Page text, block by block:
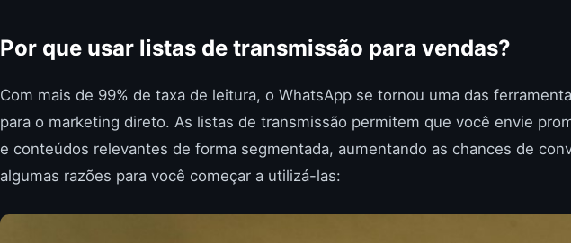
Por que usar listas de transmissão para vendas?
Com mais de 99% de taxa de leitura, o WhatsApp se tornou uma das
para o marketing direto. As listas de transmissão permitem que você envie
e conteúdos relevantes de forma segmentada, aumentando as chances de
algumas razões para você começar a utilizá-las: